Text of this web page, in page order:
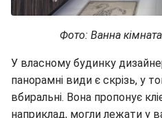
Фото: Ванна
У власному будинку
панорамні види є скрізь, у
вбиральні. Вона пропонує
наприклад, могли лежати у